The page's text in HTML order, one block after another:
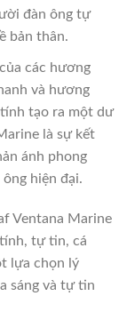
đàn ông tự
bản thân.
các hương
và hương
tạo ra một dư
là sự kết
ánh phong
hiện đại.
Ventana Marine
tự tin, cá
lựa chọn lý
sáng và tự tin